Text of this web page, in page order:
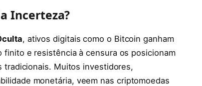
Incerteza?
, ativos digitais como o Bitcoin ganham
e resistência à censura os posicionam
tradicionais. Muitos investidores,
monetária, veem nas criptomoedas